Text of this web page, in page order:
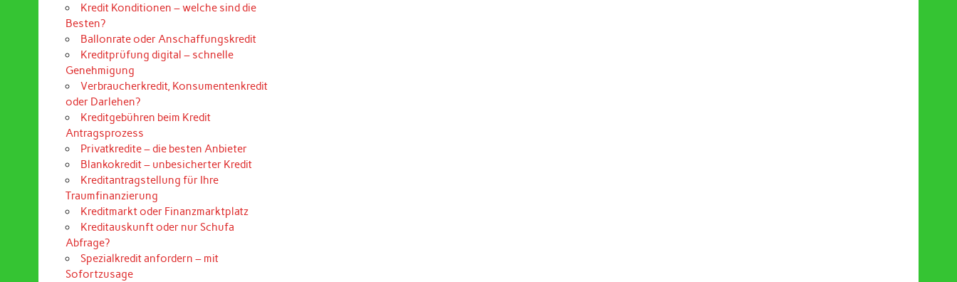
Kredit Konditionen – welche sind die
Besten?
Ballonrate oder Anschaffungskredit
Kreditprüfung digital – schnelle
Genehmigung
Verbraucherkredit, Konsumentenkredit
oder Darlehen?
Kreditgebühren beim Kredit
Antragsprozess
Privatkredite – die besten Anbieter
Blankokredit – unbesicherter Kredit
Kreditantragstellung für Ihre
Traumfinanzierung
Kreditmarkt oder Finanzmarktplatz
Kreditauskunft oder nur Schufa
Abfrage?
Spezialkredit anfordern – mit
Sofortzusage